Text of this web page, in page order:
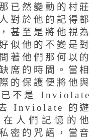
已然變動的村莊
對於他的記得都
甚至是將他視為
似他的不變是對
著他們那何以的
席的時間。當相
的保護便將他與
已不是 Inviolate
Inviolate 的遊
人們記憶的他
密的咒語，當音